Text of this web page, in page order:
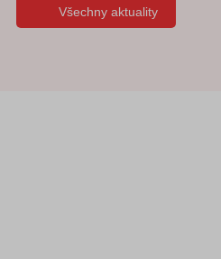
Všechny aktuality